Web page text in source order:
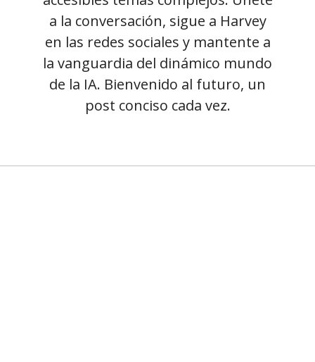
a la conversación, sigue a Harvey
en las redes sociales y mantente a
la vanguardia del dinámico mundo
de la IA. Bienvenido al futuro, un
post conciso cada vez.